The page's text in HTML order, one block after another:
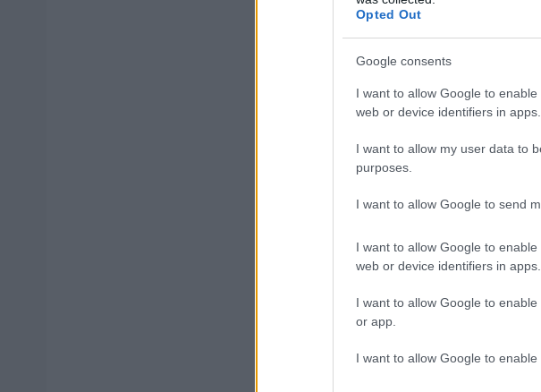
Opted Out
Google consents
I want to allow Google to
web or device identifiers in apps.
I want to allow my user data to
purposes.
I want to allow Google to send
I want to allow Google to
web or device identifiers in apps.
I want to allow Google to
or app.
I want to allow Google to
Μάθε πρώτος όλες τις
Δημοφιλείς
ΑΣΕΠ: Αυτές είναι οι δύο